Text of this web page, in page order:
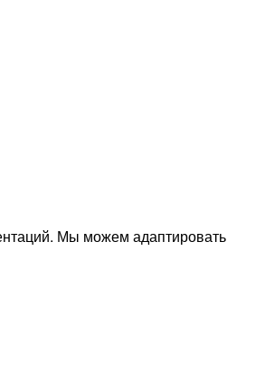
Мы можем адаптировать